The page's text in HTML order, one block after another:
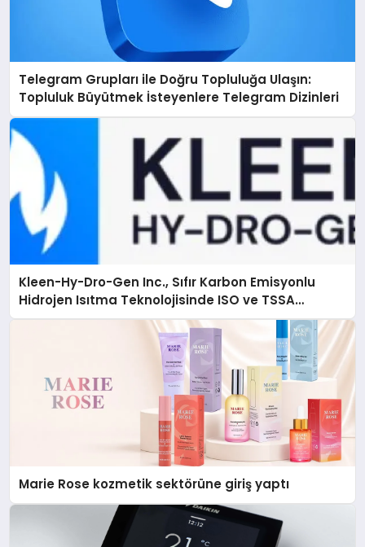
Telegram Grupları ile Doğru Topluluğa Ulaşın:
Topluluk Büyütmek İsteyenlere Telegram Dizinleri
Kleen-Hy-Dro-Gen Inc., Sıfır Karbon Emisyonlu
Hidrojen Isıtma Teknolojisinde ISO ve TSSA
Düzenleyici Onaylarını Aldı
Marie Rose kozmetik sektörüne giriş yaptı